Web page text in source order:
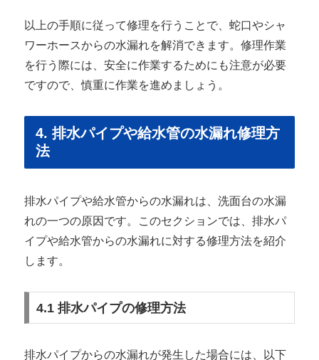
以上の手順に従って修理を行うことで、蛇口やシャ
ワーホースからの水漏れを解消できます。修理作業
を行う際には、安全に作業するためにも注意が必要
ですので、慎重に作業を進めましょう。
4. 排水パイプや給水管の水漏れ修理方
法
排水パイプや給水管からの水漏れは、洗面台の水漏
れの一つの原因です。このセクションでは、排水パ
イプや給水管からの水漏れに対する修理方法を紹介
します。
4.1 排水パイプの修理方法
排水パイプからの水漏れが発生した場合には、以下